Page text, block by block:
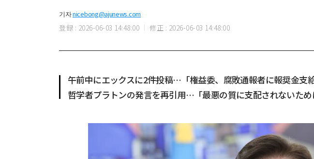
기자nicebong@ajunews.com
登録 : 2026-06-03 14:48:00 修正 : 2026-06-03 14:48:00
午前中にエックスに2件投稿…「権益委、腐敗通報者に報奨金支
哲学者プラトンの発言を再引用…「最悪の質に支配されないため